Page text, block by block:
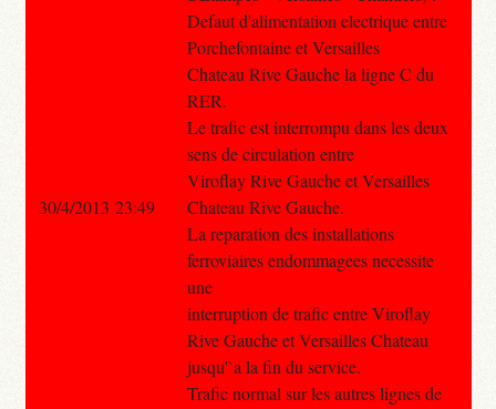
Defaut d'alimentation electrique entre
Porchefontaine et Versailles
Chateau Rive Gauche la ligne C du
RER.
Le trafic est interrompu dans les deux
sens de circulation entre
Viroflay Rive Gauche et Versailles
Chateau Rive Gauche.
La reparation des installations
ferroviaires endommagees necessite
une
interruption de trafic entre Viroflay
Rive Gauche et Versailles Chateau
jusqu'`a la fin du service.
Trafic normal sur les autres lignes de
30/4/2013 23:49